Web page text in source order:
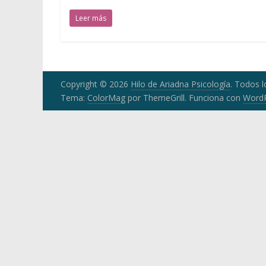
García.
adultos
y
Leer más
Copyright © 2026 Hilo de Ariadna Psicología. Todos
Tema: ColorMag por ThemeGrill. Funciona con